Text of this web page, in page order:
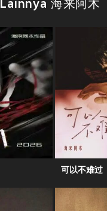
Lainnya 海来阿木
可以不难过